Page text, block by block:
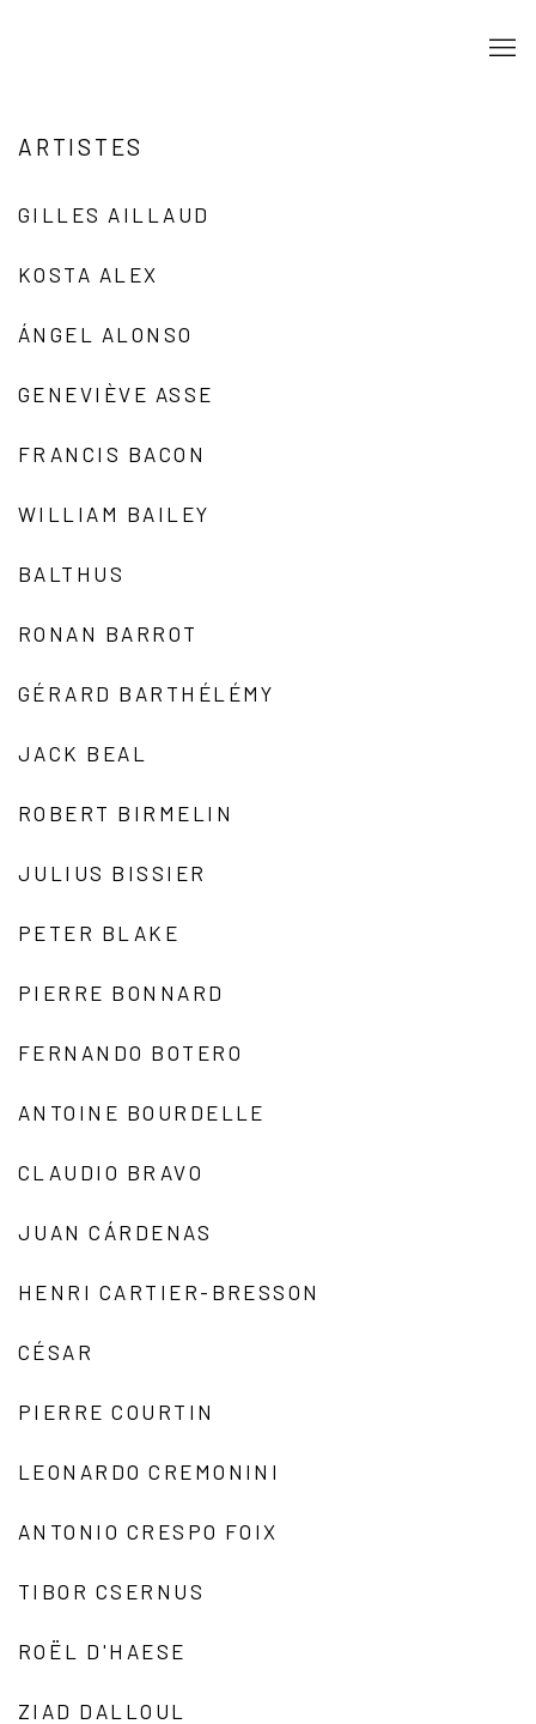
ARTISTES
GILLES AILLAUD
KOSTA ALEX
ÁNGEL ALONSO
GENEVIÈVE ASSE
FRANCIS BACON
WILLIAM BAILEY
BALTHUS
RONAN BARROT
GÉRARD BARTHÉLÉMY
JACK BEAL
ROBERT BIRMELIN
JULIUS BISSIER
PETER BLAKE
PIERRE BONNARD
FERNANDO BOTERO
ANTOINE BOURDELLE
CLAUDIO BRAVO
JUAN CÁRDENAS
HENRI CARTIER-BRESSON
CÉSAR
PIERRE COURTIN
LEONARDO CREMONINI
ANTONIO CRESPO FOIX
TIBOR CSERNUS
ROËL D'HAESE
ZIAD DALLOUL